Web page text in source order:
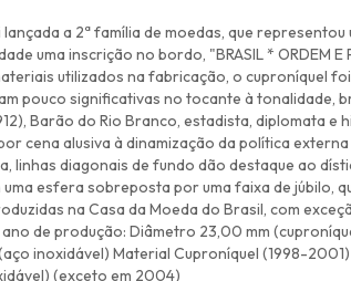
a 2ª família de moedas, que
uma inscrição no bordo, "BRASIL * ORDEM E
utilizados na fabricação, o cuproníquel
pouco significativas no tocante à tonalidade,
Barão do Rio Branco, estadista, diplomata
cena alusiva à dinamização da política
linhas diagonais de fundo dão destaque ao
esfera sobreposta por uma faixa de júbilo,
na Casa da Moeda do Brasil, com
de produção: Diâmetro 23,00 mm
inoxidável) Material Cuproníquel (1998-
(exceto em 2004)